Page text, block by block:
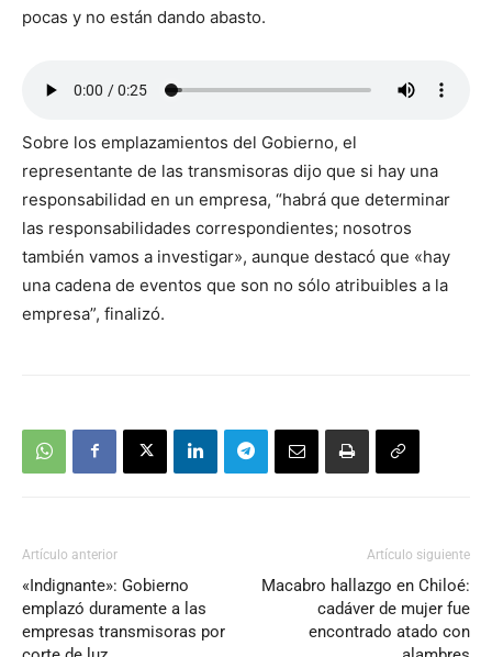
pocas y no están dando abasto.
Sobre los emplazamientos del Gobierno, el
representante de las transmisoras dijo que si hay una
responsabilidad en un empresa, “habrá que determinar
las responsabilidades correspondientes; nosotros
también vamos a investigar», aunque destacó que «hay
una cadena de eventos que son no sólo atribuibles a la
empresa”, finalizó.
Artículo anterior
«Indignante»: Gobierno
emplazó duramente a las
empresas transmisoras por
Artículo siguiente
Macabro hallazgo en Chiloé:
cadáver de mujer fue
encontrado atado con